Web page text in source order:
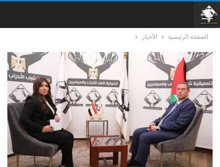
الصفحة الرئيسية الأخبار